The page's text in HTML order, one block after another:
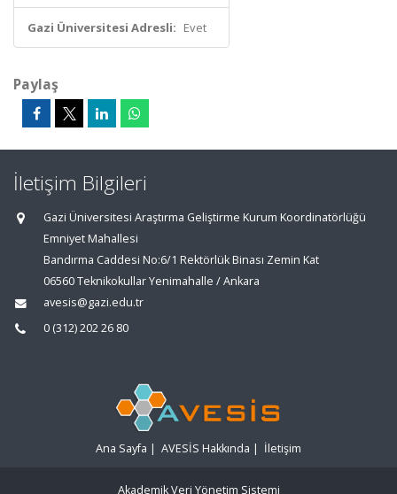
Gazi Üniversitesi Adresli: Evet
Paylaş
İletişim Bilgileri
Gazi Üniversitesi Araştırma Geliştirme Kurum Koordinatörlüğü
Emniyet Mahallesi
Bandırma Caddesi No:6/1 Rektörlük Binası Zemin Kat
06560 Teknikokullar Yenimahalle / Ankara
avesis@gazi.edu.tr
0 (312) 202 26 80
Ana Sayfa | AVESİS Hakkında | İletişim
Akademik Veri Yönetim Sistemi